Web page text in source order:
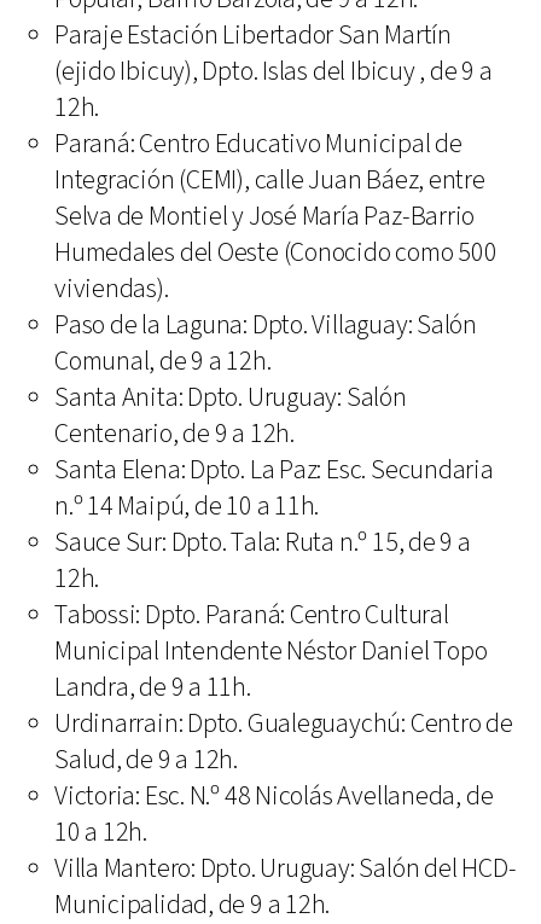
Paraje Estación Libertador San Martín
(ejido Ibicuy), Dpto. Islas del Ibicuy , de 9 a
12h.
Paraná: Centro Educativo Municipal de
Integración (CEMI), calle Juan Báez, entre
Selva de Montiel y José María Paz-Barrio
Humedales del Oeste (Conocido como 500
viviendas).
Paso de la Laguna: Dpto. Villaguay: Salón
Comunal, de 9 a 12h.
Santa Anita: Dpto. Uruguay: Salón
Centenario, de 9 a 12h.
Santa Elena: Dpto. La Paz: Esc. Secundaria
n.º 14 Maipú, de 10 a 11h.
Sauce Sur: Dpto. Tala: Ruta n.º 15, de 9 a
12h.
Tabossi: Dpto. Paraná: Centro Cultural
Municipal Intendente Néstor Daniel Topo
Landra, de 9 a 11h.
Urdinarrain: Dpto. Gualeguaychú: Centro de
Salud, de 9 a 12h.
Victoria: Esc. N.º 48 Nicolás Avellaneda, de
10 a 12h.
Villa Mantero: Dpto. Uruguay: Salón del HCD-
Municipalidad, de 9 a 12h.